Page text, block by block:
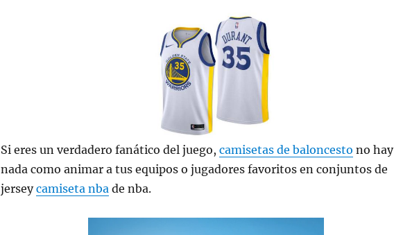
Si eres un verdadero fanático del juego, camisetas de baloncesto no hay
nada como animar a tus equipos o jugadores favoritos en conjuntos de
jerseycamiseta nba de nba.